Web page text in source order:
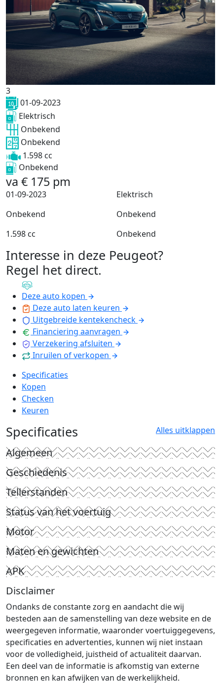
3
01-09-2023
Elektrisch
Onbekend
Onbekend
1.598 cc
Onbekend
va € 175 pm
01-09-2023
Elektrisch
Onbekend
Onbekend
1.598 cc
Onbekend
Interesse in deze Peugeot?
Regel het direct.
Deze auto kopen
Deze auto laten keuren
Uitgebreide kentekencheck
Financiering aanvragen
Verzekering afsluiten
Inruilen of verkopen
Specificaties
Kopen
Checken
Keuren
Specificaties Alles uitklappen
Algemeen
Geschiedenis
Tellerstanden
Status van het voertuig
Motor
Maten en gewichten
APK
Disclaimer
Ondanks de constante zorg en aandacht die wij
besteden aan de samenstelling van deze website en de
weergegeven informatie, waaronder voertuiggegevens,
specificaties en advertenties, kunnen wij niet instaan
voor de volledigheid, juistheid of actualiteit daarvan.
Een deel van de informatie is afkomstig van externe
bronnen en kan afwijken van de werkelijkheid.